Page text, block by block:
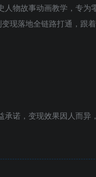
物故事动画教学，专
现落地全链路打通，跟
承诺，变现效果因人而